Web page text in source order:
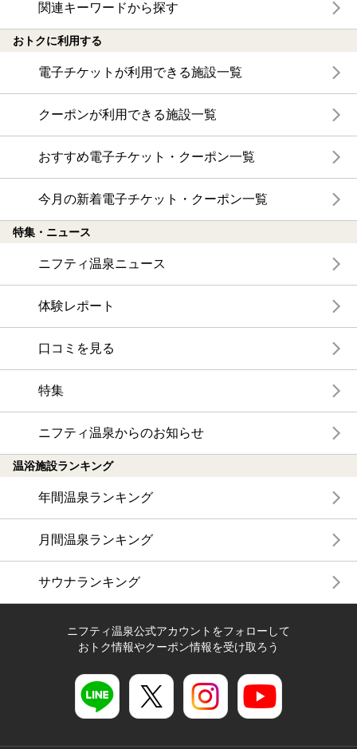
関連キーワードから探す
おトクに利用する
電子チケットが利用できる施設一覧
クーポンが利用できる施設一覧
おすすめ電子チケット・クーポン一覧
今月の新着電子チケット・クーポン一覧
特集・ニュース
ニフティ温泉ニュース
体験レポート
口コミを見る
特集
ニフティ温泉からのお知らせ
温浴施設ランキング
年間温泉ランキング
月間温泉ランキング
サウナランキング
ニフティ温泉公式アカウントをフォローして
おトク情報やクーポン情報を受け取ろう